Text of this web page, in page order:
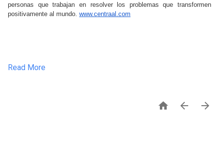
personas que trabajan en resolver los problemas que transformen
positivamente al mundo. www.centraal.com
Read More
  